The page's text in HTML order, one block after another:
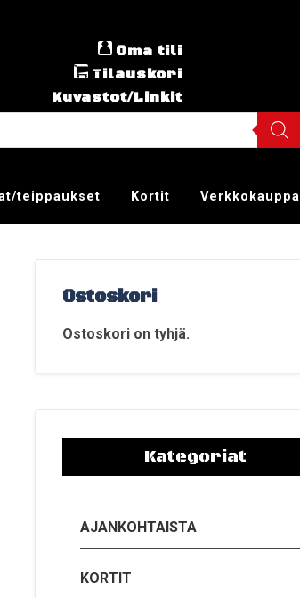
Oma tili
Tilauskori
Kuvastot/Linkit
teippaukset Kortit Verkkokauppa
Ostoskori
Ostoskori on tyhjä.
Kategoriat
AJANKOHTAISTA
KORTIT